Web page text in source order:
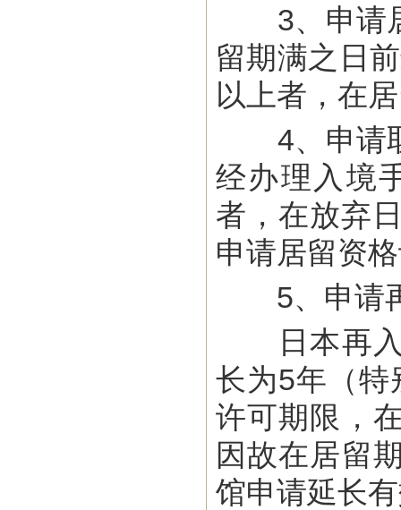
3、申请居
留期满之日
以上者，在
4、申请取
经办理入境
者，在放弃
申请居留资
5、申请
日本再入
长为5年（特
许可期限，
因故在居留
馆申请延长